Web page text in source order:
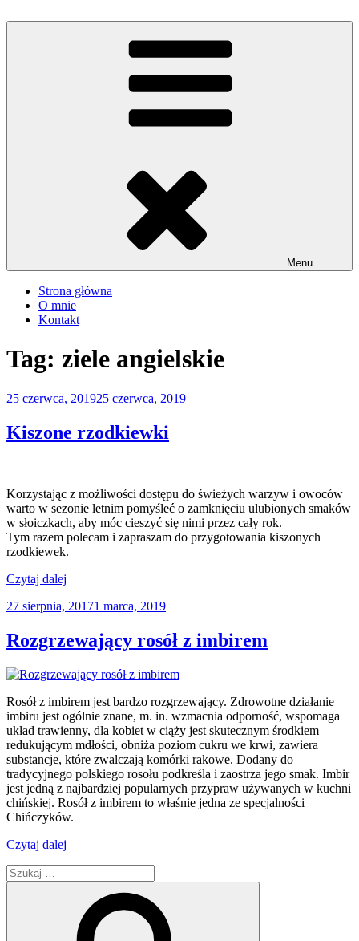
do
Menu
Strona główna
O mnie
Kontakt
Tag: ziele angielskie
Opublikowane
25 czerwca, 201925 czerwca, 2019
Kiszone rzodkiewki
Korzystając z możliwości dostępu do świeżych warzyw i owoców
warto w sezonie letnim pomyśleć o zamknięciu ulubionych smaków
w słoiczkach, aby móc cieszyć się nimi przez cały rok.
Tym razem polecam i zapraszam do przygotowania kiszonych
rzodkiewek.
Czytaj dalej
Opublikowane
27 sierpnia, 20171 marca, 2019
Rozgrzewający rosół z imbirem
Rosół z imbirem jest bardzo rozgrzewający. Zdrowotne działanie
imbiru jest ogólnie znane, m. in. wzmacnia odporność, wspomaga
układ trawienny, dla kobiet w ciąży jest skutecznym środkiem
redukującym mdłości, obniża poziom cukru we krwi, zawiera
substancje, które zwalczają komórki rakowe. Dodany do
tradycyjnego polskiego rosołu podkreśla i zaostrza jego smak. Imbir
jest jedną z najbardziej popularnych przypraw używanych w kuchni
chińskiej. Rosół z imbirem to właśnie jedna ze specjalności
Chińczyków.
Czytaj dalej
imbirem”
Szukaj: